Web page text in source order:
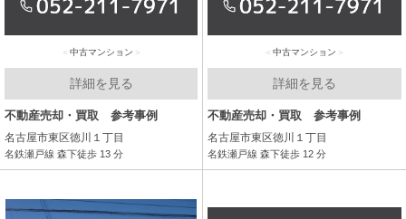
中古マンション
詳細を見る
不動産売却・買取 参考事例
名古屋市東区徳川１丁目
名鉄瀬戸線 森下徒歩 13 分
中古マンション
詳細を見る
不動産売却・買取 参考事例
名古屋市東区徳川１丁目
名鉄瀬戸線 森下徒歩 12 分